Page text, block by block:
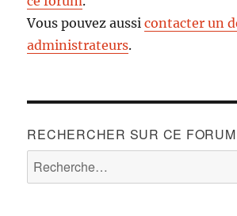
Vous pouvez aussicontacter un
administrateurs.
RECHERCHER SUR CE FORUM
Recherche
pour :